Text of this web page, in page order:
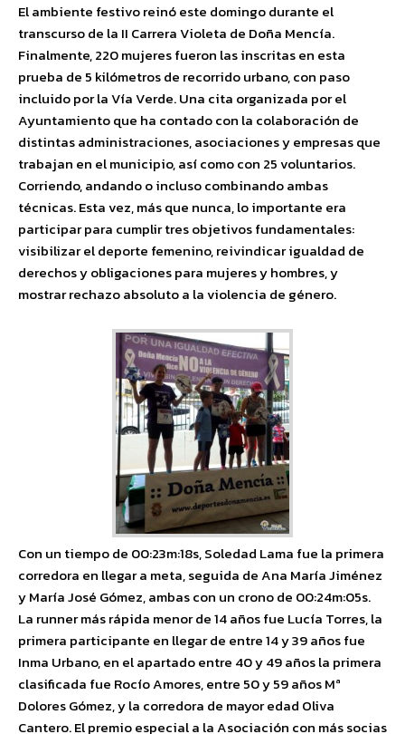
El ambiente festivo reinó este domingo durante el
transcurso de la II Carrera Violeta de Doña Mencía.
Finalmente, 220 mujeres fueron las inscritas en esta
prueba de 5 kilómetros de recorrido urbano, con paso
incluido por la Vía Verde. Una cita organizada por el
Ayuntamiento que ha contado con la colaboración de
distintas administraciones, asociaciones y empresas que
trabajan en el municipio, así como con 25 voluntarios.
Corriendo, andando o incluso combinando ambas
técnicas. Esta vez, más que nunca, lo importante era
participar para cumplir tres objetivos fundamentales:
visibilizar el deporte femenino, reivindicar igualdad de
derechos y obligaciones para mujeres y hombres, y
mostrar rechazo absoluto a la violencia de género.
Con un tiempo de 00:23m:18s, Soledad Lama fue la primera
corredora en llegar a meta, seguida de Ana María Jiménez
y María José Gómez, ambas con un crono de 00:24m:05s.
La runner más rápida menor de 14 años fue Lucía Torres, la
primera participante en llegar de entre 14 y 39 años fue
Inma Urbano, en el apartado entre 40 y 49 años la primera
clasificada fue Rocío Amores, entre 50 y 59 años Mª
Dolores Gómez, y la corredora de mayor edad Oliva
Cantero. El premio especial a la Asociación con más socias